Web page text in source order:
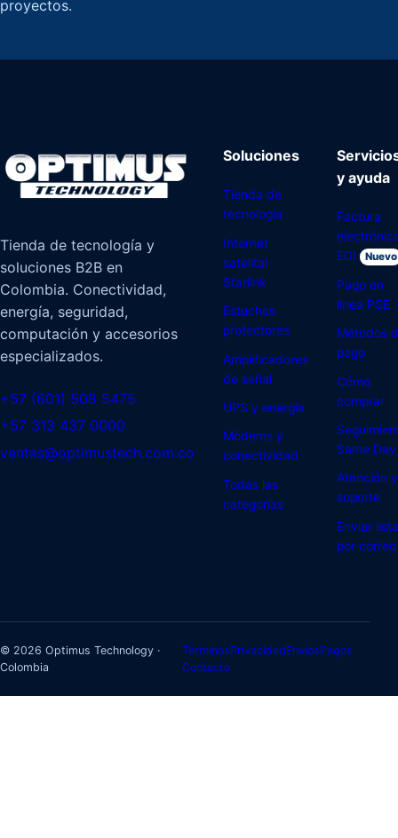
proyectos.
Tienda de tecnología y
soluciones B2B en
Colombia. Conectividad,
energía, seguridad,
computación y accesorios
especializados.
+57 (601) 508 5475
+57 313 437 0000
ventas@optimustech.com.co
Soluciones
Tienda de
tecnología
Internet
satelital
Starlink
Estuches
protectores
Amplificadores
de señal
UPS y energía
Módems y
conectividad
Todas las
categorías
y ayuda
Factura
EDI
Nuevo
Pago en
línea PSE
Métodos
pago
Cómo
comprar
Same Day
Atención y
soporte
Enviar lista
por correo
© 2026 Optimus Technology ·
Colombia
TérminosPrivacidadEnvíosPagos
Contacto